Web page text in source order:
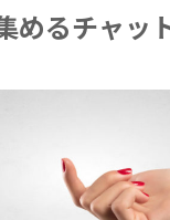
めるチャッ